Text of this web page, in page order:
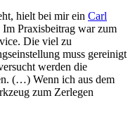
hielt bei mir ein Carl
Praxisbeitrag war zum
Die viel zu
muss gereinigt
werden die
(…) Wenn ich aus dem
zum Zerlegen